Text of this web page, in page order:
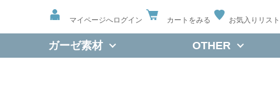
マイページへログイン カートをみる お気入りリスト
ガーゼ素材 OTHER